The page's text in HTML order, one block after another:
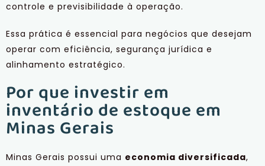
controle e previsibilidade à operação.
Essa prática é essencial para negócios que desejam
operar com eficiência, segurança jurídica e
alinhamento estratégico.
Por que investir em
inventário de estoque em
Minas Gerais
Minas Gerais possui uma economia diversificada,